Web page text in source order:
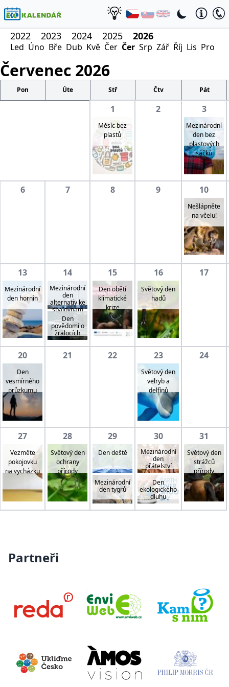
2022 2023 2024 2025 2026
Led Úno Bře Dub Kvě Čer Čer Srp Zář Říj Lis Pro
Červenec 2026
Pon Úte Stř Čtv Pát
1
Měsíc bez
plastů
2 3
Mezinárodní
den bez
plastových
sáčků
6 7 8 9 10
Nešlápněte
na včelu!
13
Mezinárodní
den hornin
14
Mezinárodní
den
alternativ ke
spalovnám
Den
povědomí o
žralocích
15
Den obětí
klimatické
krize
16
Světový den
hadů
17
20
Den
vesmírného
průzkumu
21 22 23
Světový den
velryb a
delfínů
24
27
Vezměte
pokojovku
na vycházku
28
Světový den
ochrany
přírody
29
Den deště
Mezinárodní
den tygrů
30
Mezinárodní
den
přátelství
Den
ekologického
dluhu
31
Světový den
strážců
přírody
Partneři